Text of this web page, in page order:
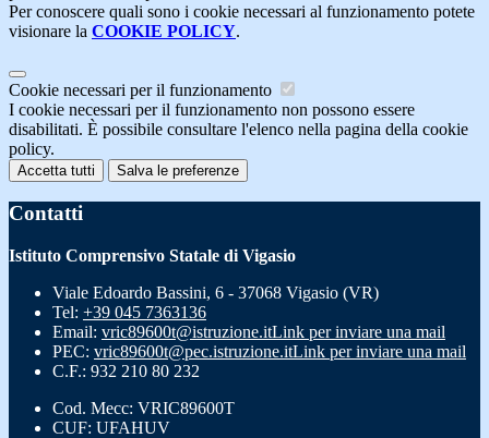
Per conoscere quali sono i cookie necessari al funzionamento potete
visionare la COOKIE POLICY.
Cookie necessari per il funzionamento
I cookie necessari per il funzionamento non possono essere
disabilitati. È possibile consultare l'elenco nella pagina della cookie
policy.
Accetta tutti Salva le preferenze
Contatti
Istituto Comprensivo Statale di Vigasio
Viale Edoardo Bassini, 6 - 37068 Vigasio (VR)
Tel: +39 045 7363136
Email: vric89600t@istruzione.itLink per inviare una mail
PEC: vric89600t@pec.istruzione.itLink per inviare una mail
C.F.: 932 210 80 232
Cod. Mecc: VRIC89600T
CUF: UFAHUV